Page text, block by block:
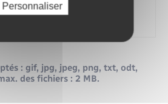
: gif, jpg, jpeg, png, txt, odt,
des fichiers : 2 MB.
Personnaliser